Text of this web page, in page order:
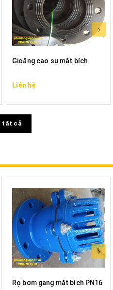
Gioăng cao su mặt bích
Liên hệ
tất cả
Rọ bơm gang mặt bích PN16